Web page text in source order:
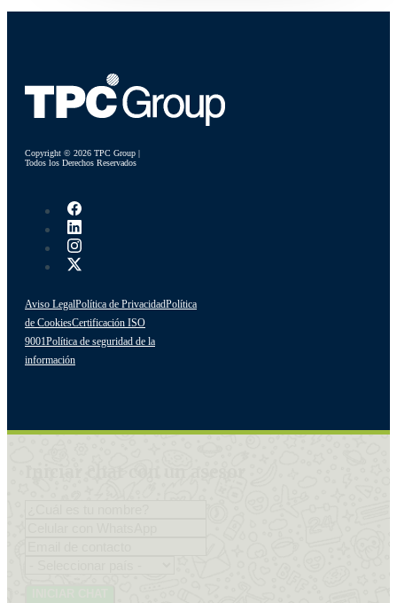
Copyright © 2026 TPC Group |
Todos los Derechos Reservados
Aviso LegalPolítica de PrivacidadPolítica
de CookiesCertificación ISO
9001Política de seguridad de la
información